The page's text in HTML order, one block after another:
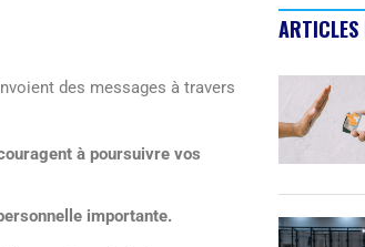
des messages à travers
à poursuivre vos
importante.
ARTICLES